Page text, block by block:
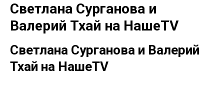
Светлана Сурганова и
Валерий Тхай на НашеTV
Светлана Сурганова и Валерий
Тхай на НашеTV